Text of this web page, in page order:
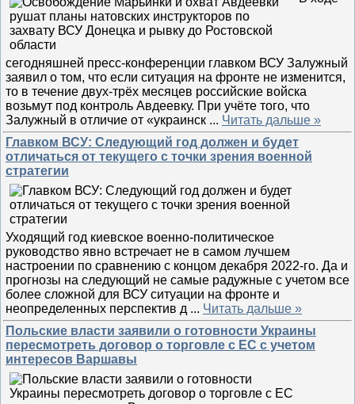
сегодняшней пресс-конференции главком ВСУ Залужный
заявил о том, что если ситуация на фронте не изменится,
то в течение двух-трёх месяцев российские войска
возьмут под контроль Авдеевку. При учёте того, что
Залужный в отличие от «украинск ... Читать дальше »
Главком ВСУ: Следующий год должен и будет
отличаться от текущего с точки зрения военной
стратегии
Уходящий год киевское военно-политическое
руководство явно встречает не в самом лучшем
настроении по сравнению с концом декабря 2022-го. Да и
прогнозы на следующий не самые радужные с учетом все
более сложной для ВСУ ситуации на фронте и
неопределенных перспектив д ... Читать дальше »
Польские власти заявили о готовности Украины
пересмотреть договор о торговле с ЕС с учетом
интересов Варшавы